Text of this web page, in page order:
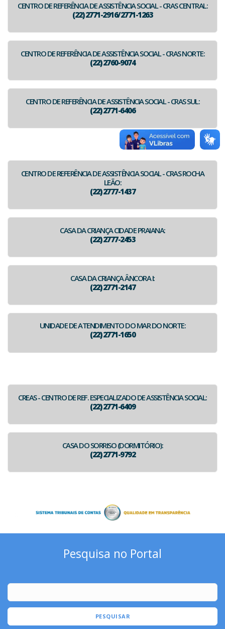
CENTRO DE REFERÊNCIA DE ASSISTÊNCIA SOCIAL - CRAS CENTRAL:
(22) 2771-2916/2771-1263
CENTRO DE REFERÊNCIA DE ASSISTÊNCIA SOCIAL - CRAS NORTE:
(22) 2760-9074
CENTRO DE REFERÊNCIA DE ASSISTÊNCIA SOCIAL - CRAS SUL:
(22) 2771-6406
CENTRO DE REFERÊNCIA DE ASSISTÊNCIA SOCIAL - CRAS ROCHA
LEÃO:
(22) 2777-1437
CASA DA CRIANÇA CIDADE PRAIANA:
(22) 2777-2453
CASA DA CRIANÇA ÂNCORA I:
(22) 2771-2147
UNIDADE DE ATENDIMENTO DO MAR DO NORTE:
(22) 2771-1650
CREAS - CENTRO DE REF. ESPECIALIZADO DE ASSISTÊNCIA SOCIAL:
(22) 2771-6409
CASA DO SORRISO (DORMITÓRIO):
(22) 2771-9792
Pesquisa no Portal
PESQUISAR